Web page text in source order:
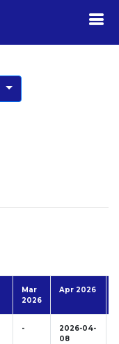
Mar
2026
Apr 2026
-
2026-04-
08